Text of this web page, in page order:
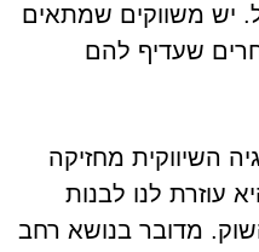
יש משווקים שמתאים
שעדיף להם
השיווקית מחזיקה
עוזרת לנו לבנות
השוק. מדובר בנושא רחב